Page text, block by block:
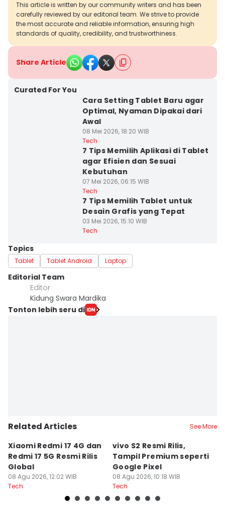
This article is written by our community writers and has been
carefully reviewed by our editorial team. We strive to provide
the most accurate and reliable information, ensuring high
standards of quality, credibility, and trustworthiness.
Share Article
Curated For You
Cara Setting Tablet Baru agar
Optimal, Nyaman Dipakai dari
Awal
08 Mei 2026, 18:20 WIB
Tech
7 Tips Memilih Aplikasi di Tablet
agar Efisien dan Sesuai
Kebutuhan
07 Mei 2026, 06:15 WIB
Tech
7 Tips Memilih Tablet untuk
Desain Grafis yang Tepat
03 Mei 2026, 15:10 WIB
Tech
Topics
Tablet Tablet Android Laptop
Editorial Team
Editor
Kidung Swara Mardika
Tonton lebih seru di
Related Articles See More
Xiaomi Redmi 17 4G dan
Redmi 17 5G Resmi Rilis
Global
08 Agu 2026, 12:02 WIB
Tech
vivo S2 Resmi Rilis,
Tampil Premium seperti
Google Pixel
08 Agu 2026, 10:18 WIB
Tech